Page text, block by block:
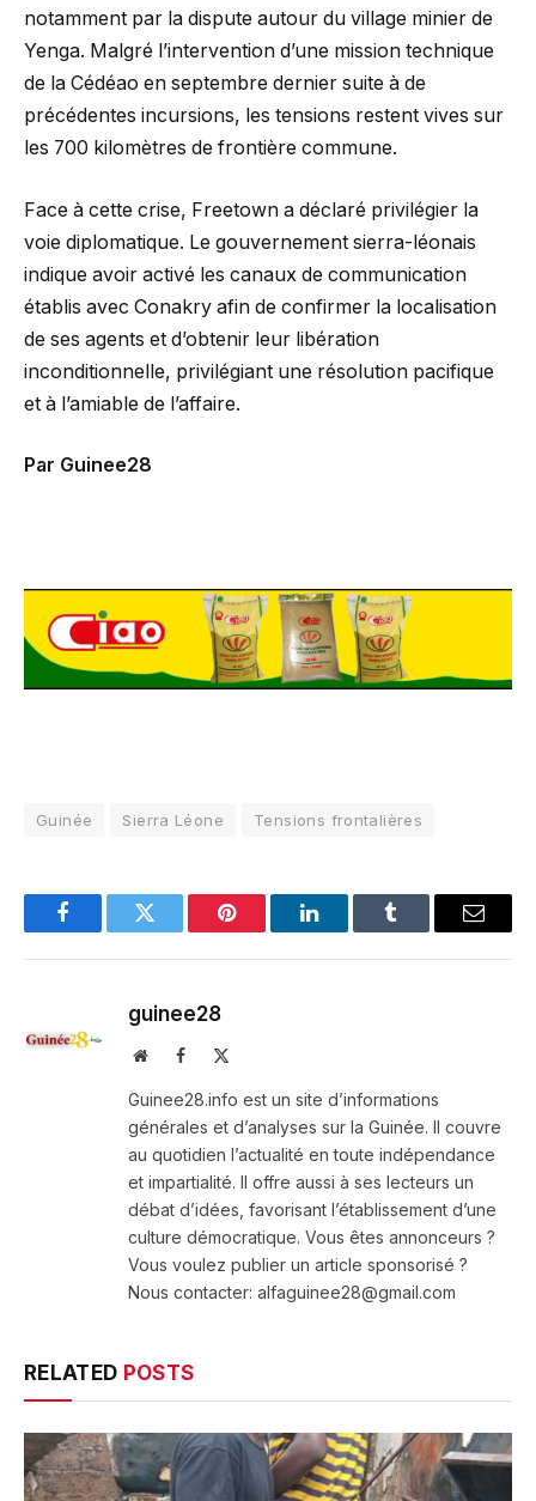
notamment par la dispute autour du village minier de
Yenga. Malgré l’intervention d’une mission technique
de la Cédéao en septembre dernier suite à de
précédentes incursions, les tensions restent vives sur
les 700 kilomètres de frontière commune.
Face à cette crise, Freetown a déclaré privilégier la
voie diplomatique. Le gouvernement sierra-léonais
indique avoir activé les canaux de communication
établis avec Conakry afin de confirmer la localisation
de ses agents et d’obtenir leur libération
inconditionnelle, privilégiant une résolution pacifique
et à l’amiable de l’affaire.
Par Guinee28
Guinée Sierra Léone Tensions frontalières
FacebookTwitter Pinterest LinkedInTumblr Email
guinee28
WebsiteFacebook
Guinee28.info est un site d’informations
générales et d’analyses sur la Guinée. Il couvre
au quotidien l’actualité en toute indépendance
et impartialité. Il offre aussi à ses lecteurs un
débat d’idées, favorisant l’établissement d’une
culture démocratique. Vous êtes annonceurs ?
Vous voulez publier un article sponsorisé ?
Nous contacter: alfaguinee28@gmail.com
RELATED POSTS